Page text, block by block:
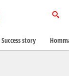
Success story